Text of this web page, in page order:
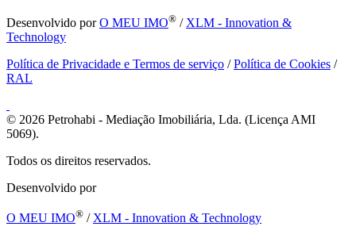
Desenvolvido porO MEU IMO® / XLM - Innovation &
Technology
Política de Privacidade e Termos de serviço /Política de Cookies /
RAL
© 2026 Petrohabi - Mediação Imobiliária, Lda. (Licença AMI
5069).
Todos os direitos reservados.
Desenvolvido por
O MEU IMO® /XLM - Innovation & Technology